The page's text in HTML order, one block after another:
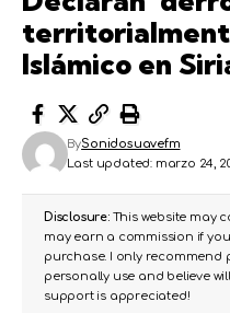
Islámico en
Last updated: marzo 24,
BySonidosuavefm
Disclosure:This website may
may earn a commission if
purchase. I only recommend
personally use and believe
support is appreciated!